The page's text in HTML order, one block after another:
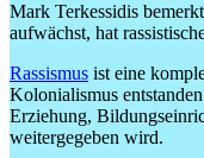
Mark Terkessidis
aufwächst, hat
Rassismus ist eine
Kolonialismus
Erziehung,
weitergegeben wird.